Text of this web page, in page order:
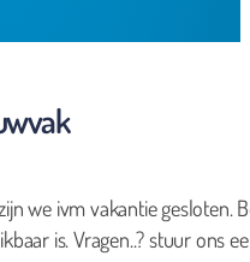
we ivm vakantie gesloten.
is. Vragen..? stuur ons